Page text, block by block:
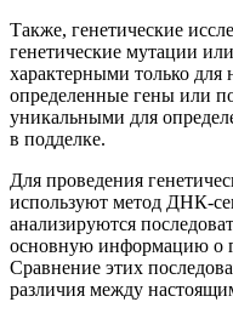
Также, генетические
генетические мутации
характерными только
определенные гены или
уникальными для
в подделке.
Для проведения
используют метод ДНК-
анализируются
основную информацию о
Сравнение этих
различия между